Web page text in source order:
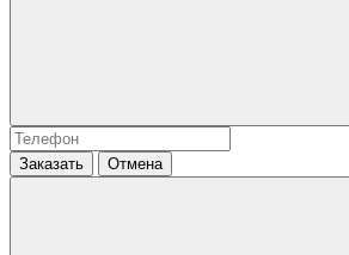
Заказать Отмена